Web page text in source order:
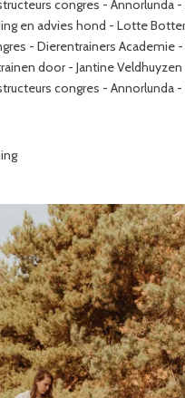
congres - Annorlunda -
en advies hond - Lotte
- Dierentrainers Academie
door - Jantine
congres - Annorlunda -